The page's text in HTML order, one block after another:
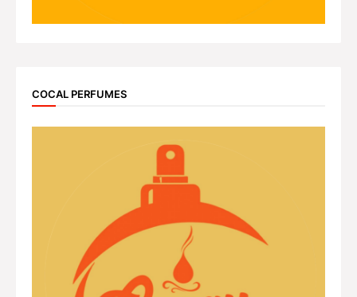
COCAL PERFUMES